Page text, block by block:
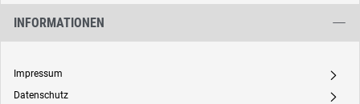
INFORMATIONEN
Impressum A
Datenschutz A